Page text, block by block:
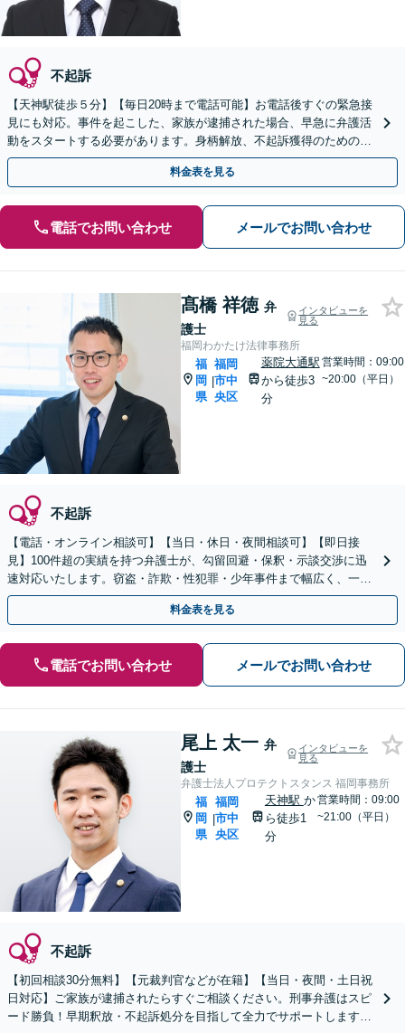
不起訴
【天神駅徒歩５分】【毎日20時まで電話可能】お電話後すぐの緊急接
見にも対応。事件を起こした、家族が逮捕された場合、早急に弁護活
動をスタートする必要があります。身柄解放、不起訴獲得のための示
談交渉、執行猶予にしたいなどお任せください。
料金表を見る
電話でお問い合わせ メールでお問い合わせ
髙橋 祥徳 弁
護士
インタビューを
見る
福岡わかたけ法律事務所
福
岡
県
|
福岡
市中
央区
薬院大通駅
から徒歩3
分
営業時間：09:00
~20:00（平日）
不起訴
【電話・オンライン相談可】【当日・休日・夜間相談可】【即日接
見】100件超の実績を持つ弁護士が、勾留回避・保釈・示談交渉に迅
速対応いたします。窃盗・詐欺・性犯罪・少年事件まで幅広く、一貫
担当によるブレのない弁護活動で、一刻も早い身柄解放を。
料金表を見る
電話でお問い合わせ メールでお問い合わせ
尾上 太一 弁
護士
インタビューを
見る
弁護士法人プロテクトスタンス 福岡事務所
福
岡
県
|
福岡
市中
央区
天神駅 か
ら徒歩1
分
営業時間：09:00
~21:00（平日）
不起訴
【初回相談30分無料】【元裁判官などが在籍】【当日・夜間・土日祝
日対応】ご家族が逮捕されたらすぐご相談ください。刑事弁護はスピ
ード勝負！早期釈放・不起訴処分を目指して全力でサポートします。